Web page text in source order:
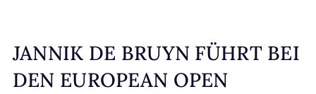
JANNIK DE BRUYN FÜHRT BEI
DEN EUROPEAN OPEN